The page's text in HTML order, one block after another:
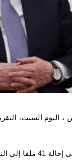
وأشار رضوان إلى